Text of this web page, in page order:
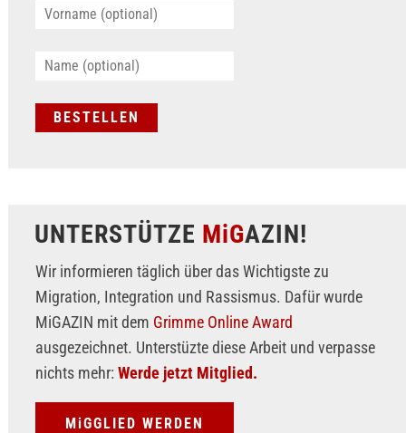
UNTERSTÜTZE MiGAZIN!
Wir informieren täglich über das Wichtigste zu
Migration, Integration und Rassismus. Dafür wurde
MiGAZIN mit dem Grimme Online Award
ausgezeichnet. Unterstüzte diese Arbeit und verpasse
nichts mehr: Werde jetzt Mitglied.
MiGGLIED WERDEN